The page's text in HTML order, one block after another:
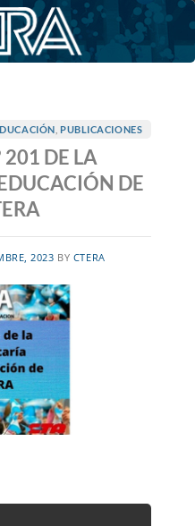
PUBLICACIONES
201 DE LA
DE
2023 BY CTERA